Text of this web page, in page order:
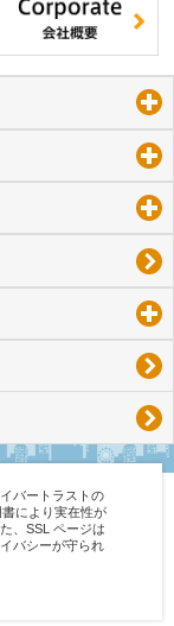
バートラストの
により実在性が
、SSL ページは
バシーが守られ